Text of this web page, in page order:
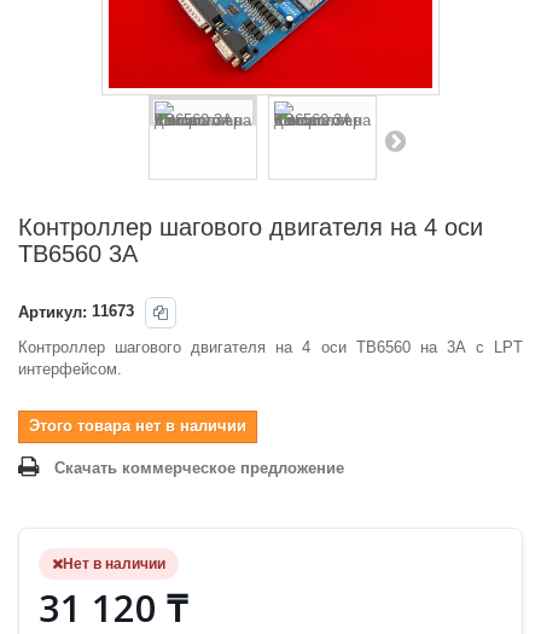
Контроллер шагового двигателя на 4 оси
TB6560 3А
Артикул: 11673
Контроллер шагового двигателя на 4 оси TB6560 на 3А с LPT
интерфейсом.
Этого товара нет в наличии
Скачать коммерческое предложение
Нет в наличии
31 120 ₸